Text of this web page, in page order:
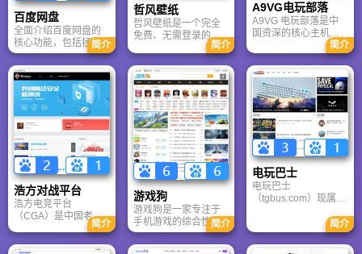
百度网盘
全面介绍百度网盘的
核心功能，包括拯救
手机内存、在线看视
频、AI智能做笔记与
总结长文。详细解答
数据安全性及服务器
备份机制，带你了解
GenFlow AI智能体如
何帮你高效办公与学
习。
简介
哲风壁纸
哲风壁纸是一个完全
免费、无需登录的高
清壁纸下载网站。提
供海量4K、8K超清电
脑与手机壁纸，涵盖
动漫、风景、赛博朋
克等多元风格。支持
动态壁纸与头像制
作，国内访问极速，
是美化桌面的首选平
台。
简介
A9VG电玩部落
A9VG 电玩部落是中
国资深的核心主机游
戏玩家社区。网站以
论坛为核心，提供全
面的主机游戏资讯、
攻略和资料库，覆盖
PlayStation、Xbox、
Switch 等全平台。凭
借其深厚的历史积淀
和活跃的用户群体，
A9VG 成为硬核玩家
交流心得、分享攻略
的首选平台之一。
简介
浩方对战平台
浩方电竞平台
（CGA）是中国老牌
游戏联机平台，提供
CS、War3、星际争霸
简介
游戏狗
游戏狗是一家专注于
手机游戏的综合性门
户网站。它致力于为
手游玩家提供最新、
简介
电玩巴士
电玩巴士
（tgbus.com）现属于
注于解决游戏用户需
求的综合性游戏门户
网站，电玩巴士是一
简介